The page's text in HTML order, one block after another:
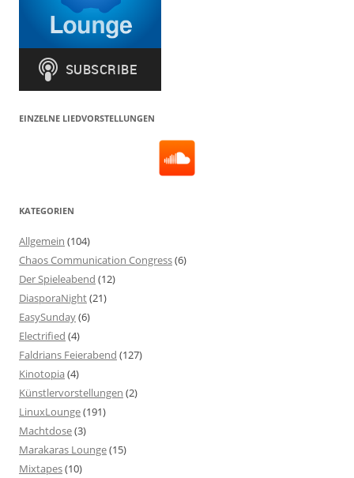
EINZELNE LIEDVORSTELLUNGEN
KATEGORIEN
Allgemein (104)
Chaos Communication Congress(6)
Der Spieleabend (12)
DiasporaNight(21)
EasySunday(6)
Electrified (4)
Faldrians Feierabend (127)
Kinotopia(4)
Künstlervorstellungen (2)
LinuxLounge(191)
Machtdose(3)
Marakaras Lounge(15)
Mixtapes(10)